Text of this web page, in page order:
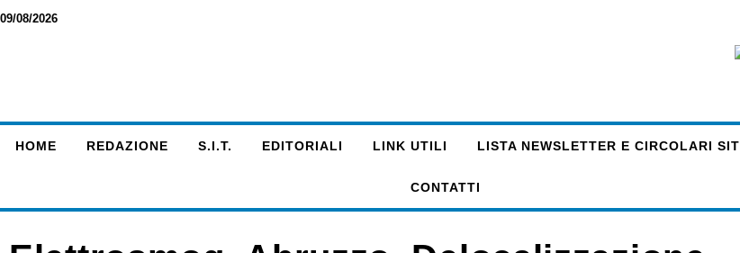
09/08/2026
HOME REDAZIONE S.I.T. EDITORIALI LINK UTILI LISTA NEWSLETTER E CIRCOLARI SIT
CONTATTI